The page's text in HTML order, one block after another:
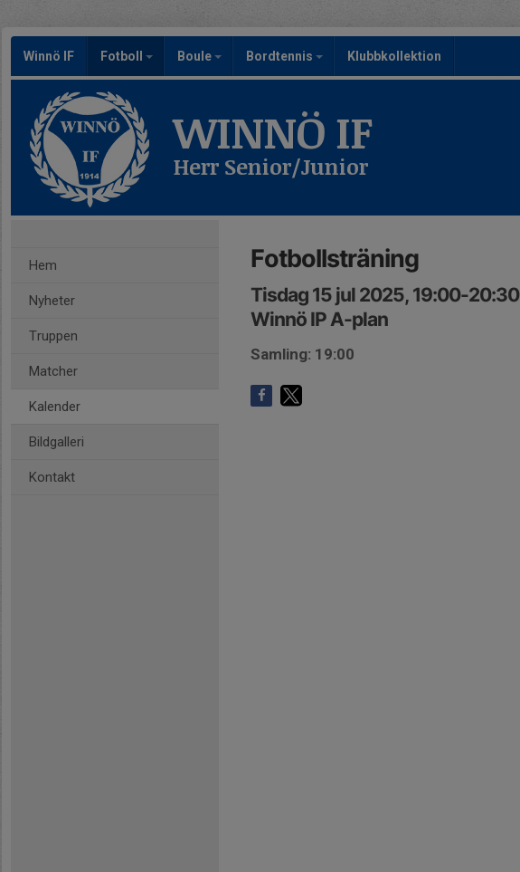
Winnö IF Fotboll Boule Bordtennis Klubbkollektion
WINNÖ IF
Herr Senior/Junior
Hem
Nyheter
Truppen
Matcher
Kalender
Bildgalleri
Kontakt
Fotbollsträning
Tisdag 15 jul 2025, 19:00-20:30
Winnö IP A-plan
Samling: 19:00